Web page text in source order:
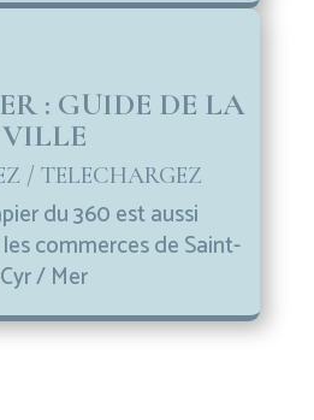
: GUIDE DE LA
VILLE
/ TELECHARGEZ
du 360 est aussi
commerces de Saint-
Cyr / Mer